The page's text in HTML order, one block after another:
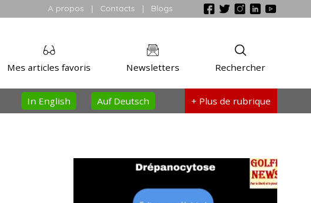
A propos | Contacts | Blogs
Rechercher
Newsletters
Mes articles favoris
+ Plus de rubrique
Auf Deutsch
In English